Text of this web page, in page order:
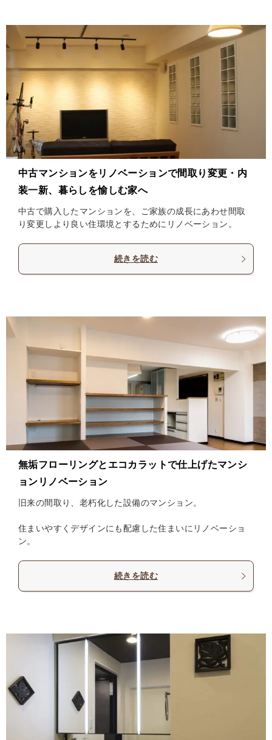
中古マンションをリノベーションで間取り変更・内
装一新、暮らしを愉しむ家へ
中古で購入したマンションを、ご家族の成長にあわせ間取
り変更しより良い住環境とするためにリノベーション。
続きを読む
無垢フローリングとエコカラットで仕上げたマンシ
ョンリノベーション
旧来の間取り、老朽化した設備のマンション。
住まいやすくデザインにも配慮した住まいにリノベーショ
ン。
続きを読む